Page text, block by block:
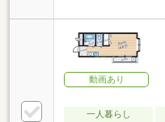
動画あり
一人暮らし